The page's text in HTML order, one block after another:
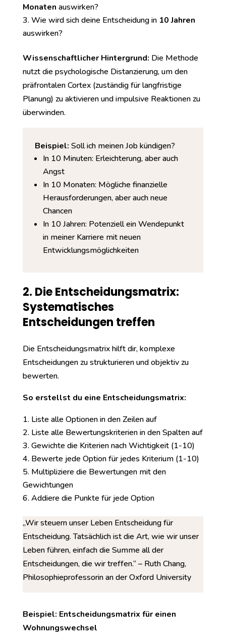
Monaten auswirken?
Wie wird sich deine Entscheidung in 10 Jahren
auswirken?
Wissenschaftlicher Hintergrund: Die Methode
nutzt die psychologische Distanzierung, um den
präfrontalen Cortex (zuständig für langfristige
Planung) zu aktivieren und impulsive Reaktionen zu
überwinden.
Beispiel: Soll ich meinen Job kündigen?
In 10 Minuten: Erleichterung, aber auch
Angst
In 10 Monaten: Mögliche finanzielle
Herausforderungen, aber auch neue
Chancen
In 10 Jahren: Potenziell ein Wendepunkt
in meiner Karriere mit neuen
Entwicklungsmöglichkeiten
2. Die Entscheidungsmatrix:
Systematisches
Entscheidungen treffen
Die Entscheidungsmatrix hilft dir, komplexe
Entscheidungen zu strukturieren und objektiv zu
bewerten.
So erstellst du eine Entscheidungsmatrix:
Liste alle Optionen in den Zeilen auf
Liste alle Bewertungskriterien in den Spalten auf
Gewichte die Kriterien nach Wichtigkeit (1-10)
Bewerte jede Option für jedes Kriterium (1-10)
Multipliziere die Bewertungen mit den
Gewichtungen
Addiere die Punkte für jede Option
„Wir steuern unser Leben Entscheidung für
Entscheidung. Tatsächlich ist die Art, wie wir unser
Leben führen, einfach die Summe all der
Entscheidungen, die wir treffen.“ – Ruth Chang,
Philosophieprofessorin an der Oxford University
Beispiel: Entscheidungsmatrix für einen
Wohnungswechsel